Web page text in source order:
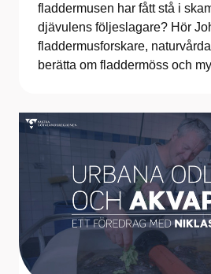
fladdermusen har fått stå i
djävulens följeslagare? Hör
fladdermusforskare,
berätta om fladdermöss och